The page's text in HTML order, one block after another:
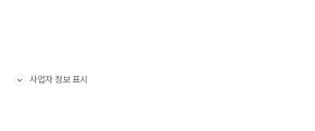
사업자 정보 표시